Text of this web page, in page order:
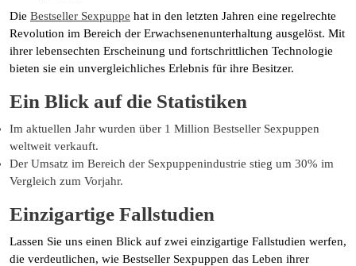
Die Bestseller Sexpuppe hat in den letzten Jahren eine regelrechte
Revolution im Bereich der Erwachsenenunterhaltung ausgelöst. Mit
ihrer lebensechten Erscheinung und fortschrittlichen Technologie
bieten sie ein unvergleichliches Erlebnis für ihre Besitzer.
Ein Blick auf die Statistiken
Im aktuellen Jahr wurden über 1 Million Bestseller Sexpuppen
weltweit verkauft.
Der Umsatz im Bereich der Sexpuppenindustrie stieg um 30% im
Vergleich zum Vorjahr.
Einzigartige Fallstudien
Lassen Sie uns einen Blick auf zwei einzigartige Fallstudien werfen,
die verdeutlichen, wie Bestseller Sexpuppen das Leben ihrer